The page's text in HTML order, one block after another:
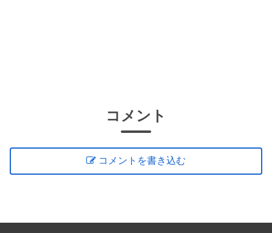
コメント
コメントを書き込む